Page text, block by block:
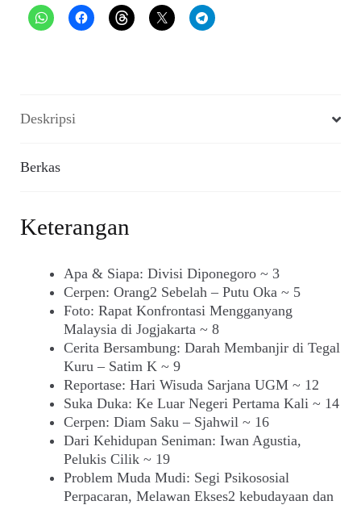
Deskripsi
Berkas
Keterangan
Apa & Siapa: Divisi Diponegoro ~ 3
Cerpen: Orang2 Sebelah – Putu Oka ~ 5
Foto: Rapat Konfrontasi Mengganyang
Malaysia di Jogjakarta ~ 8
Cerita Bersambung: Darah Membanjir di Tegal
Kuru – Satim K ~ 9
Reportase: Hari Wisuda Sarjana UGM ~ 12
Suka Duka: Ke Luar Negeri Pertama Kali ~ 14
Cerpen: Diam Saku – Sjahwil ~ 16
Dari Kehidupan Seniman: Iwan Agustia,
Pelukis Cilik ~ 19
Problem Muda Mudi: Segi Psikososial
Perpacaran, Melawan Ekses2 kebudayaan dan